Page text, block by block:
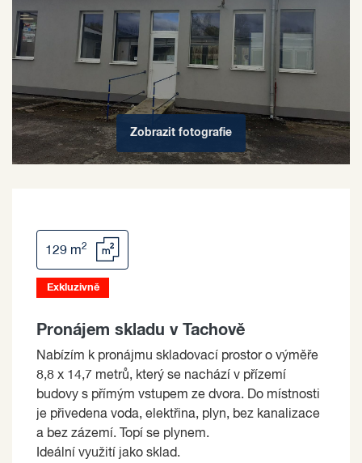
Zobrazit fotografie
129 m2
Exkluzivně
Pronájem skladu v Tachově
Nabízím k pronájmu skladovací prostor o výměře
8,8 x 14,7 metrů, který se nachází v přízemí
budovy s přímým vstupem ze dvora. Do místnosti
je přivedena voda, elektřina, plyn, bez kanalizace
a bez zázemí. Topí se plynem.
Ideální využití jako sklad.